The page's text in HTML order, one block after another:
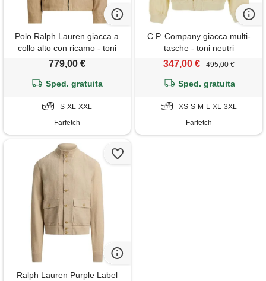
Polo Ralph Lauren giacca a
collo alto con ricamo - toni
neutri
779,00 €
Sped. gratuita
S-XL-XXL
Farfetch
C.P. Company giacca multi-
tasche - toni neutri
347,00 € 495,00 €
Sped. gratuita
XS-S-M-L-XL-3XL
Farfetch
Ralph Lauren Purple Label